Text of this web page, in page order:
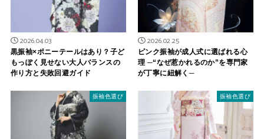
2026.04.03
黒振袖×ポニーテールはあり？子ど
もっぽく見せない大人バランスの
作り方と失敗回避ガイド
2026.02.25
ピンク振袖が成人式に選ばれる心
理 ─“なぜ惹かれるのか”を専門家
が丁寧に紐解く─
振袖色選び 振袖色選び